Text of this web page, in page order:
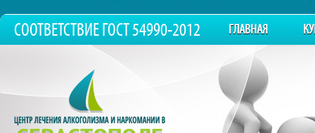
СООТВЕТСТВИЕ ГОСТ 54990-2012 ГЛАВНАЯ